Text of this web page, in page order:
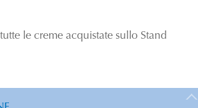
le creme acquistate sullo Stand